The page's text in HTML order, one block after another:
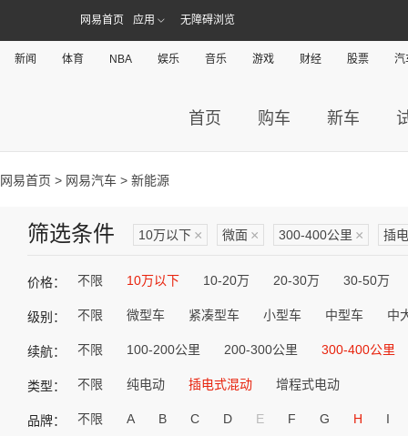
网易首页 应用 无障碍浏览
新闻 体育 NBA 娱乐 音乐 游戏 财经 股票 汽
首页 购车 新车
网易首页 > 网易汽车 > 新能源
筛选条件 10万以下 × 微面 × 300-400公里 × 插
价格： 不限 10万以下 10-20万 20-30万 30-50万
级别： 不限 微型车 紧凑型车 小型车 中型车 中
续航： 不限 100-200公里 200-300公里 300-400公里
类型： 不限 纯电动 插电式混动 增程式电动
品牌： 不限 A B C D E F G H I